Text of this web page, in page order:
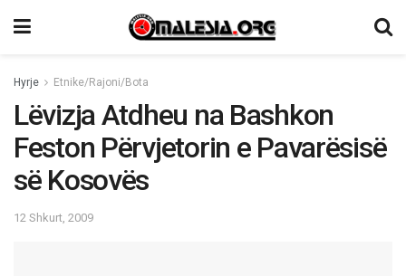
Hyrje Etnike/Rajoni/Bota
Lëvizja Atdheu na Bashkon
Feston Përvjetorin e Pavarësisë
së Kosovës
12 Shkurt, 2009